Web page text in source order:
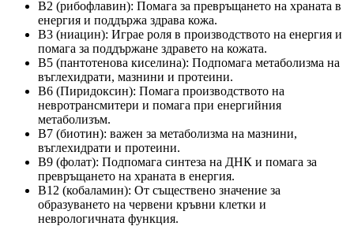
B2 (рибофлавин): Помага за превръщането на храната в
енергия и поддържа здрава кожа.
B3 (ниацин): Играе роля в производството на енергия и
помага за поддържане здравето на кожата.
B5 (пантотенова киселина): Подпомага метаболизма на
въглехидрати, мазнини и протеини.
B6 (Пиридоксин): Помага производството на
невротрансмитери и помага при енергийния
метаболизъм.
B7 (биотин): важен за метаболизма на мазнини,
въглехидрати и протеини.
B9 (фолат): Подпомага синтеза на ДНК и помага за
превръщането на храната в енергия.
B12 (кобаламин): От съществено значение за
образуването на червени кръвни клетки и
неврологичната функция.